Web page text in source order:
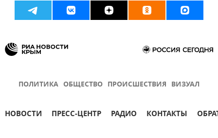
ПОЛИТИКА ОБЩЕСТВО ПРОИСШЕСТВИЯ ВИЗУАЛ
НОВОСТИ ПРЕСС-ЦЕНТР РАДИО КОНТАКТЫ